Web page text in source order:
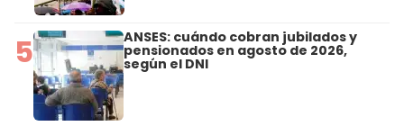
5 ANSES: cuándo cobran jubilados y
pensionados en agosto de 2026,
según el DNI